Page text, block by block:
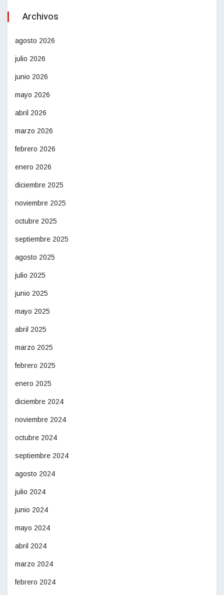
Archivos
agosto 2026
julio 2026
junio 2026
mayo 2026
abril 2026
marzo 2026
febrero 2026
enero 2026
diciembre 2025
noviembre 2025
octubre 2025
septiembre 2025
agosto 2025
julio 2025
junio 2025
mayo 2025
abril 2025
marzo 2025
febrero 2025
enero 2025
diciembre 2024
noviembre 2024
octubre 2024
septiembre 2024
agosto 2024
julio 2024
junio 2024
mayo 2024
abril 2024
marzo 2024
febrero 2024